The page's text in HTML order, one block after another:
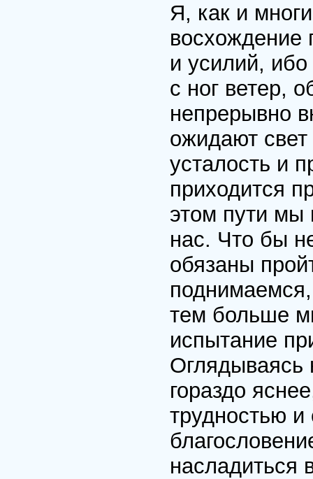
Я, как и
восхождение
и усилий,
с ног ветер,
непрерывно
ожидают
усталость и
приходится
этом пути мы
нас. Что бы
обязаны
тем больше
испытание
Оглядываясь
гораздо
трудностью
насладиться